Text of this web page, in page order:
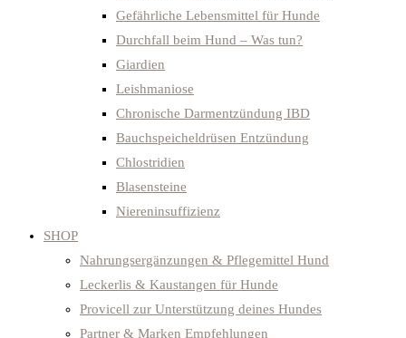
Gefährliche Lebensmittel für Hunde
Durchfall beim Hund – Was tun?
Giardien
Leishmaniose
Chronische Darmentzündung IBD
Bauchspeicheldrüsen Entzündung
Chlostridien
Blasensteine
Niereninsuffizienz
SHOP
Nahrungsergänzungen & Pflegemittel Hund
Leckerlis & Kaustangen für Hunde
Provicell zur Unterstützung deines Hundes
Partner & Marken Empfehlungen